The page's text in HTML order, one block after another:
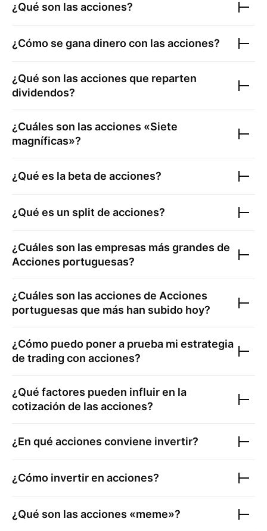
¿Qué son las acciones?
¿Cómo se gana dinero con las acciones?
¿Qué son las acciones que reparten
dividendos?
¿Cuáles son las acciones «Siete
magníficas»?
¿Qué es la beta de acciones?
¿Qué es un split de acciones?
¿Cuáles son las empresas más grandes de
Acciones portuguesas?
¿Cuáles son las acciones de Acciones
portuguesas que más han subido hoy?
¿Cómo puedo poner a prueba mi estrategia
de trading con acciones?
¿Qué factores pueden influir en la
cotización de las acciones?
¿En qué acciones conviene invertir?
¿Cómo invertir en acciones?
¿Qué son las acciones «meme»?